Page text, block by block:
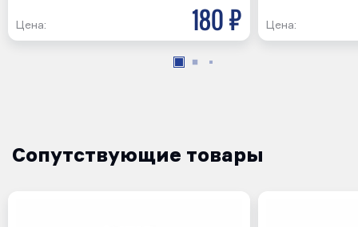
Цена: 180 р Цена:
Сопутствующие товары